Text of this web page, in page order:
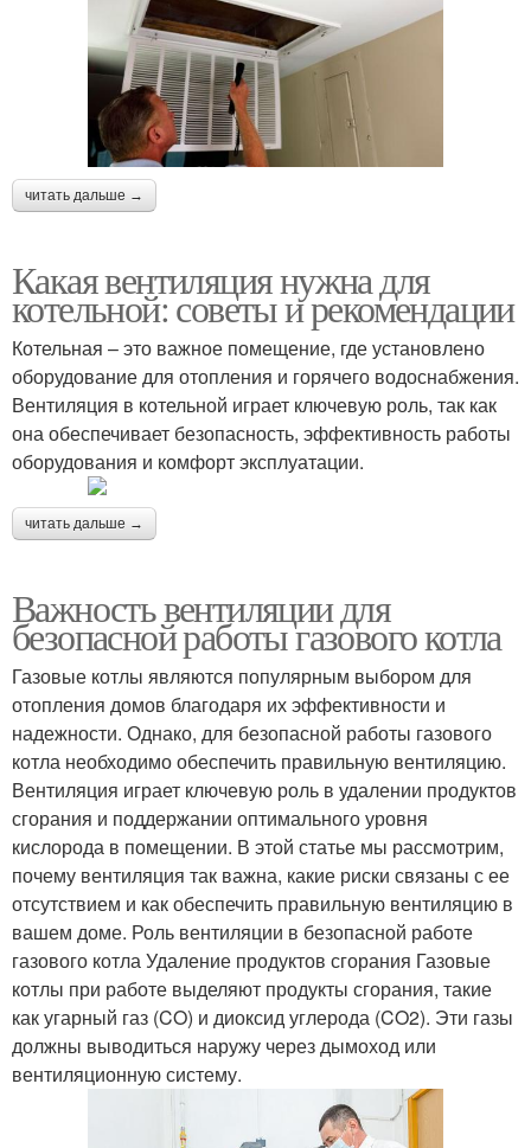
читать дальше →
Какая вентиляция нужна для
котельной: советы и рекомендации
Котельная – это важное помещение, где установлено
оборудование для отопления и горячего водоснабжения.
Вентиляция в котельной играет ключевую роль, так как
она обеспечивает безопасность, эффективность работы
оборудования и комфорт эксплуатации.
читать дальше →
Важность вентиляции для
безопасной работы газового котла
Газовые котлы являются популярным выбором для
отопления домов благодаря их эффективности и
надежности. Однако, для безопасной работы газового
котла необходимо обеспечить правильную вентиляцию.
Вентиляция играет ключевую роль в удалении продуктов
сгорания и поддержании оптимального уровня
кислорода в помещении. В этой статье мы рассмотрим,
почему вентиляция так важна, какие риски связаны с ее
отсутствием и как обеспечить правильную вентиляцию в
вашем доме. Роль вентиляции в безопасной работе
газового котла Удаление продуктов сгорания Газовые
котлы при работе выделяют продукты сгорания, такие
как угарный газ (CO) и диоксид углерода (CO2). Эти газы
должны выводиться наружу через дымоход или
вентиляционную систему.